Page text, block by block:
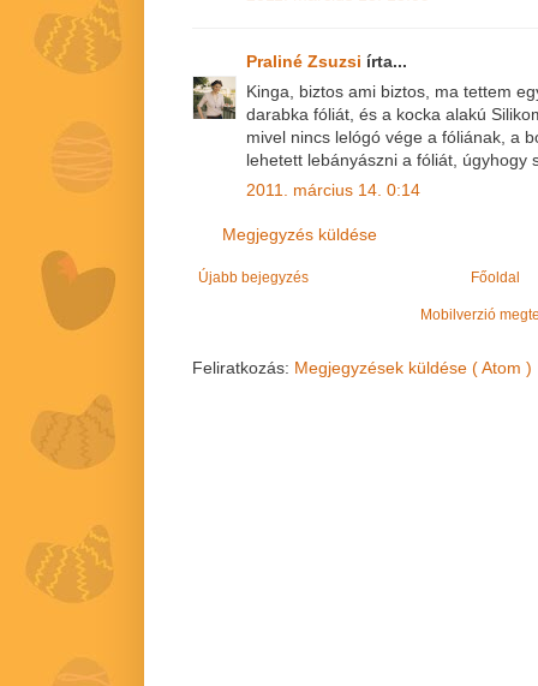
Praliné Zsuzsi írta...
Kinga, biztos ami biztos, ma tettem
darabka fóliát, és a kocka alakú
mivel nincs lelógó vége a fóliának, a
lehetett lebányászni a fóliát, úgyhogy
2011. március 14. 0:14
Megjegyzés küldése
Újabb bejegyzés Főoldal
Mobilverzió
Feliratkozás: Megjegyzések küldése ( Atom )